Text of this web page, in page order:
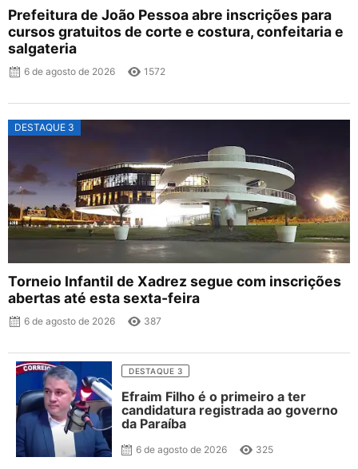
Prefeitura de João Pessoa abre inscrições para
cursos gratuitos de corte e costura, confeitaria e
salgateria
6 de agosto de 2026 1572
DESTAQUE 3
Torneio Infantil de Xadrez segue com inscrições
abertas até esta sexta-feira
6 de agosto de 2026 387
DESTAQUE 3
Efraim Filho é o primeiro a ter
candidatura registrada ao governo
da Paraíba
6 de agosto de 2026 325